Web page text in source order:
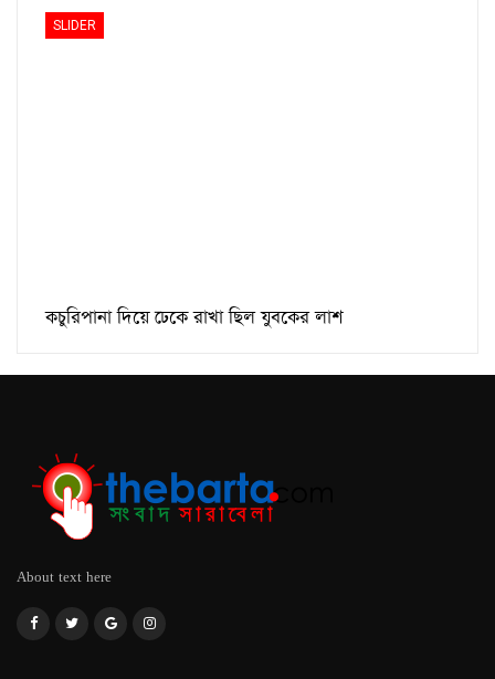
SLIDER
কচুরিপানা দিয়ে ঢেকে রাখা ছিল যুবকের লাশ
About text here